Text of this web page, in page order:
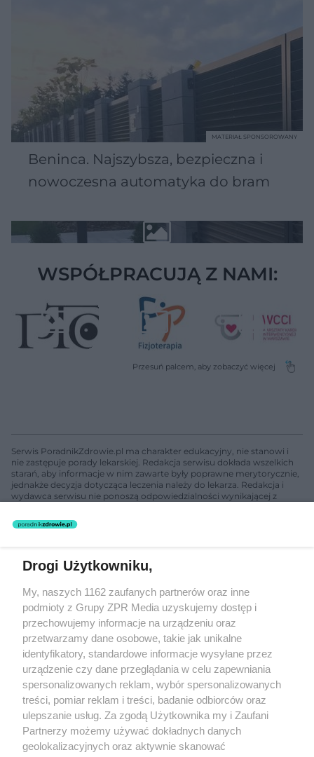
Beninca. Najszybsza, bezpieczna i
nowoczesna automatyka do bram
MATERIAŁ SPONSOROWANY
WSPÓŁPRACUJĄ Z NAMI:
Serwis PoradnikZdrowie.pl ma charakter edukacyjny, nie stanowi i
nie zastępuje porady lekarskiej. Redakcja serwisu dokłada wszelkich
starań, aby informacje w nim zawarte były poprawne merytorycznie,
jednakże decyzja dotycząca leczenia należy do lekarza. Redakcja i
wydawca serwisu nie ponoszą odpowiedzialności wynikającej z
nie prowadzi działalności leczniczej polegającej na udzielaniu
świadczeń zdrowotnych w rozumieniu art. 3 ust 1 ustawy o
Żaden utwór zamieszczony w serwisie nie może być powielany i
rozpowszechniany lub dalej rozpowszechniany w jakikolwiek sposób
(w tym także elektroniczny lub mechaniczny) na jakimkolwiek polu
eksploatacji w jakiejkolwiek formie, włącznie z umieszczaniem w
Internecie bez pisemnej zgody właściciela praw. Jakiekolwiek użycie
lub wykorzystanie utworów w całości lub w części z naruszeniem
prawa, tzn. bez właściwej zgody, jest zabronione pod groźbą kary i
może być ścigane prawnie.
Drogi Użytkowniku,
My, naszych 1162 zaufanych partnerów oraz inne
podmioty z Grupy ZPR Media uzyskujemy dostęp i
przechowujemy informacje na urządzeniu oraz
przetwarzamy dane osobowe, takie jak unikalne
identyfikatory, standardowe informacje wysyłane przez
urządzenie czy dane przeglądania w celu zapewniania
spersonalizowanych reklam, wybór spersonalizowanych
treści, pomiar reklam i treści, badanie odbiorców oraz
ulepszanie usług. Za zgodą Użytkownika my i Zaufani
Partnerzy możemy używać dokładnych danych
geolokalizacyjnych oraz aktywnie skanować